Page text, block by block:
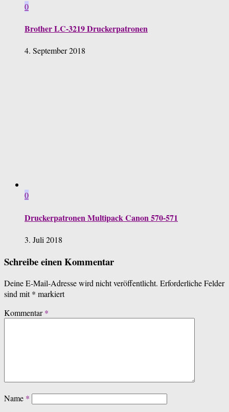
0
Brother LC-3219 Druckerpatronen
4. September 2018
0
Druckerpatronen Multipack Canon 570-571
3. Juli 2018
Schreibe einen Kommentar
Deine E-Mail-Adresse wird nicht veröffentlicht. Erforderliche Felder
sind mit* markiert
Kommentar*
Name *